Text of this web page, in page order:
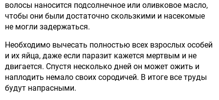
волосы наносится подсолнечное или оливковое масло,
чтобы они были достаточно скользкими и насекомые
не могли задержаться.
Необходимо вычесать полностью всех взрослых особей
и их яйца, даже если паразит кажется мертвым и не
двигается. Спустя несколько дней он может ожить и
наплодить немало своих сородичей. В итоге все труды
будут напрасными.